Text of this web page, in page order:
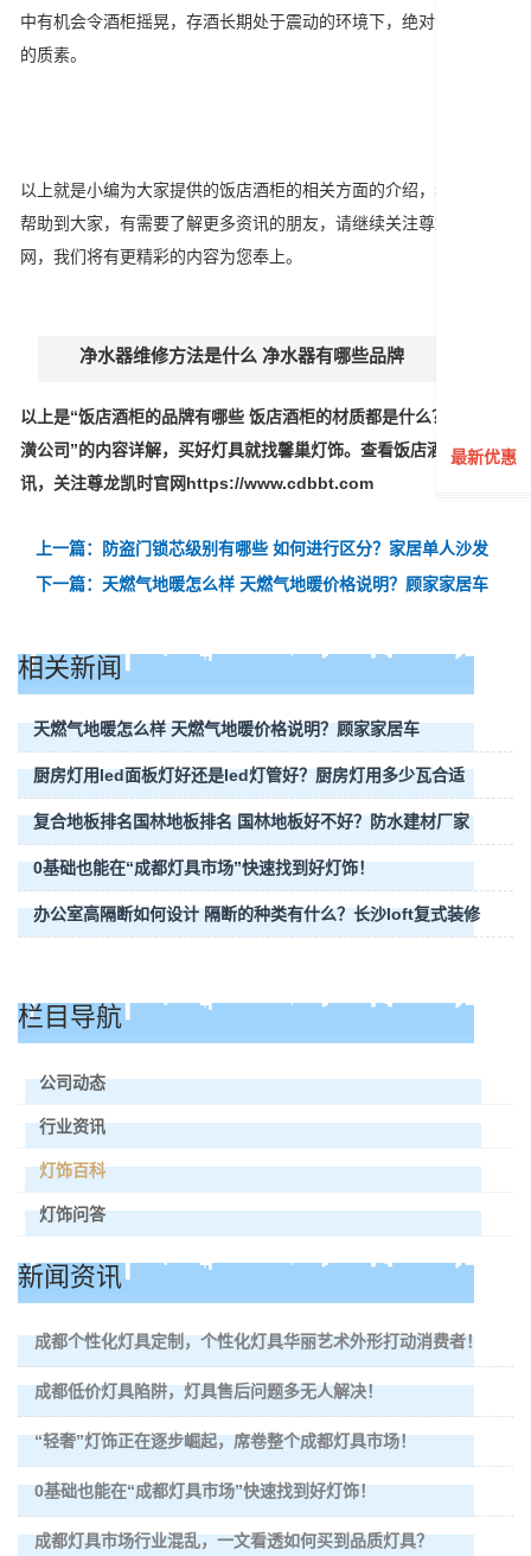
中有机会令酒柜摇晃，存酒长期处于震动的环境下，绝对会影响酒
的质素。
以上就是小编为大家提供的饭店酒柜的相关方面的介绍，希望能够
帮助到大家，有需要了解更多资讯的朋友，请继续关注尊龙凯时官
网，我们将有更精彩的内容为您奉上。
净水器维修方法是什么 净水器有哪些品牌
以上是“饭店酒柜的品牌有哪些 饭店酒柜的材质都是什么？家装 装
潢公司”的内容详解，买好灯具就找馨巢灯饰。查看饭店酒柜最新资
讯，关注尊龙凯时官网https://www.cdbbt.com
上一篇：防盗门锁芯级别有哪些 如何进行区分？家居单人沙发
下一篇：天燃气地暖怎么样 天燃气地暖价格说明？顾家家居车
相关新闻
天燃气地暖怎么样 天燃气地暖价格说明？顾家家居车
厨房灯用led面板灯好还是led灯管好？厨房灯用多少瓦合适
复合地板排名国林地板排名 国林地板好不好？防水建材厂家
0基础也能在“成都灯具市场”快速找到好灯饰！
办公室高隔断如何设计 隔断的种类有什么？长沙loft复式装修
栏目导航
公司动态
行业资讯
灯饰百科
灯饰问答
新闻资讯
成都个性化灯具定制，个性化灯具华丽艺术外形打动消费者！
成都低价灯具陷阱，灯具售后问题多无人解决！
“轻奢”灯饰正在逐步崛起，席卷整个成都灯具市场！
0基础也能在“成都灯具市场”快速找到好灯饰！
成都灯具市场行业混乱，一文看透如何买到品质灯具？
最新优惠